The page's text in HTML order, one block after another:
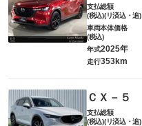
支払総額
(税込)(リ済込・追)
車両本体価格
(税込)
年式2025年
走行353km
ＣＸ－５
支払総額
(税込)(リ済込・追)